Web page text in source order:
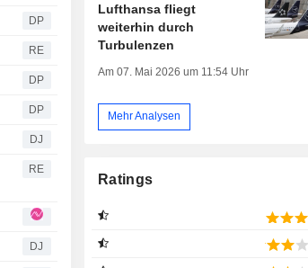
DP
RE
DP
DP
DJ
RE
DJ
Lufthansa fliegt
weiterhin durch
Turbulenzen
Am 07. Mai 2026 um 11:54 Uhr
Mehr Analysen
Ratings